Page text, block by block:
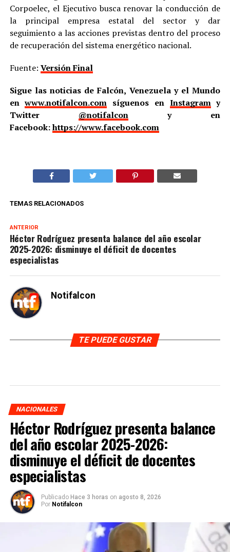
Corpoelec, el Ejecutivo busca renovar la conducción de
la principal empresa estatal del sector y dar
seguimiento a las acciones previstas dentro del proceso
de recuperación del sistema energético nacional.
Fuente: Versión Final
Sigue las noticias de Falcón, Venezuela y el Mundo
enwww.notifalcon.com síguenos en Instagramy
Twitter @notifalcony en
Facebook:https://www.facebook.com
TEMAS RELACIONADOS
ANTERIOR
Héctor Rodríguez presenta balance del año escolar
2025-2026: disminuye el déficit de docentes
especialistas
Notifalcon
TE PUEDE GUSTAR
NACIONALES
Héctor Rodríguez presenta balance
del año escolar 2025-2026:
disminuye el déficit de docentes
especialistas
Publicado Hace 3 horas on agosto 8, 2026
Por Notifalcon